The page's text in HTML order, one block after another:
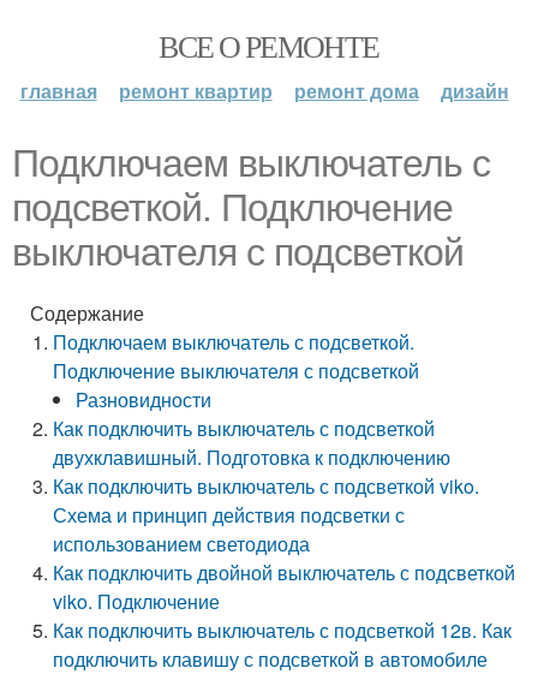
ВСЕ О РЕМОНТЕ
главная ремонт квартир ремонт дома дизайн
Подключаем выключатель с
подсветкой. Подключение
выключателя с подсветкой
Содержание
Подключаем выключатель с подсветкой.
Подключение выключателя с подсветкой
Разновидности
Как подключить выключатель с подсветкой
двухклавишный. Подготовка к подключению
Как подключить выключатель с подсветкой viko.
Схема и принцип действия подсветки с
использованием светодиода
Как подключить двойной выключатель с подсветкой
viko. Подключение
Как подключить выключатель с подсветкой 12в. Как
подключить клавишу с подсветкой в автомобиле